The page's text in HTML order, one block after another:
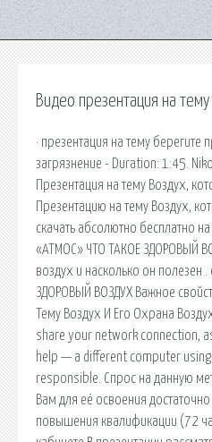
Видео презентация на
· презентация на тему берегите
загрязнение - Duration: 1:45.
Презентация на тему Воздух,
Презентацию на тему Воздух,
скачать абсолютно бесплатно
«АТМОС» ЧТО ТАКОЕ ЗДОРОВЫЙ
воздух и насколько он полезен
ЗДОРОВЫЙ ВОЗДУХ Важное
Тему Воздух И Его Охрана
share your network connection,
help — a different computer
responsible. Спрос на данную
Вам для её освоения
повышения квалификации (72